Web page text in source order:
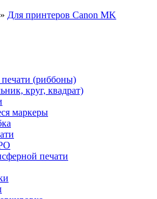
» Для принтеров Canon MK
(риббоны)
круг, квадрат)
маркеры
печати